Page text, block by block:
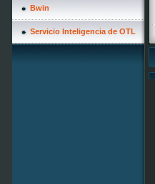
Bwin
Servicio Inteligencia de OTL